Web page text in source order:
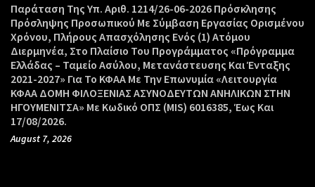
Παράταση Της Υπ. Αριθ. 1214/26-06-2026 Πρόσκλησης
Πρόσληψης Προσωπικού Με Σύμβαση Εργασίας Ορισμένου
Χρόνου, Πλήρους Απασχόλησης Ενός (1) Ατόμου
Διερμηνέα, Στο Πλαίσιο Του Προγράμματος «Πρόγραμμα
Ελλάδας – Ταμείο Ασύλου, Μετανάστευσης Και Ένταξης
2021-2027» Για Το ΚΦΑΑ Με Την Επωνυμία «Λειτουργία
ΚΦΑΑ ΔΟΜΗ ΦΙΛΟΞΕΝΙΑΣ ΑΣΥΝΟΔΕΥΤΩΝ ΑΝΗΛΙΚΩΝ ΣΤΗΝ
ΗΓΟΥΜΕΝΙΤΣΑ» Με Κωδικό ΟΠΣ (MIS) 6016385, Έως Και
17/08/2026.
August 7, 2026